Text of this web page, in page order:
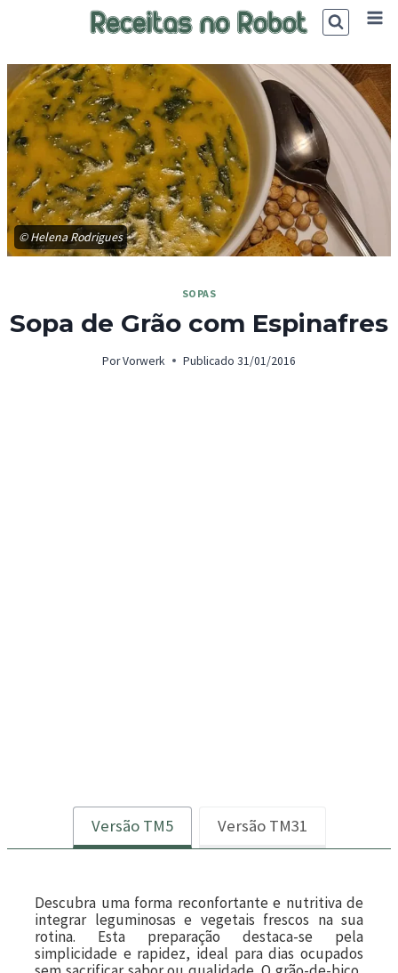
© Helena Rodrigues
SOPAS
Sopa de Grão com Espinafres
PorVorwerk Publicado 31/01/2016
Versão TM5 Versão TM31
Descubra uma forma reconfortante e nutritiva de
integrar leguminosas e vegetais frescos na sua
rotina. Esta preparação destaca-se pela
simplicidade e rapidez, ideal para dias ocupados